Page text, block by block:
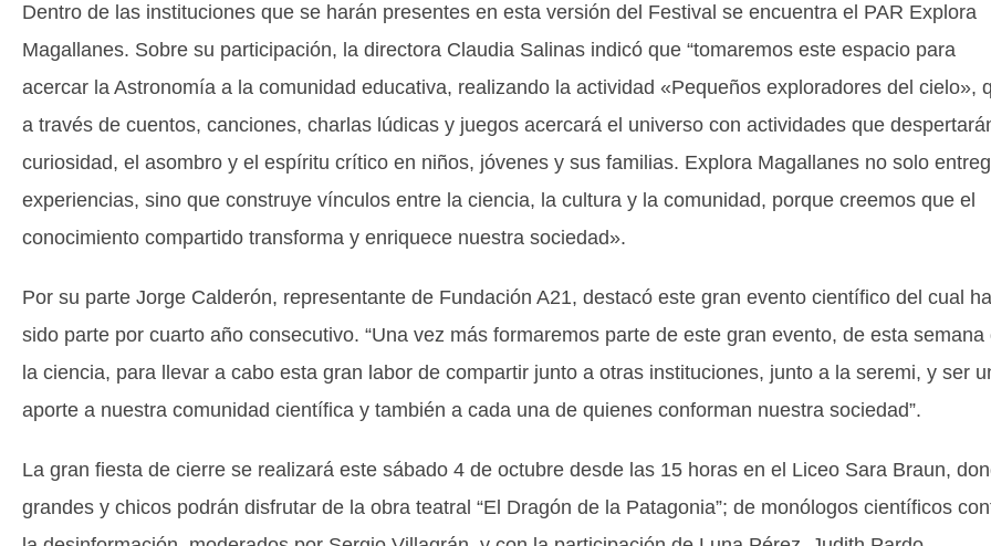
Dentro de las instituciones que se harán presentes en esta versión del Festival se encuentra el PAR Explora
Magallanes. Sobre su participación, la directora Claudia Salinas indicó que “tomaremos este espacio para
acercar la Astronomía a la comunidad educativa, realizando la actividad «Pequeños exploradores del cielo»,
a través de cuentos, canciones, charlas lúdicas y juegos acercará el universo con actividades que
curiosidad, el asombro y el espíritu crítico en niños, jóvenes y sus familias. Explora Magallanes no solo
experiencias, sino que construye vínculos entre la ciencia, la cultura y la comunidad, porque creemos que el
conocimiento compartido transforma y enriquece nuestra sociedad».
Por su parte Jorge Calderón, representante de Fundación A21, destacó este gran evento científico del cual
sido parte por cuarto año consecutivo. “Una vez más formaremos parte de este gran evento, de esta semana
la ciencia, para llevar a cabo esta gran labor de compartir junto a otras instituciones, junto a la seremi, y ser
aporte a nuestra comunidad científica y también a cada una de quienes conforman nuestra sociedad”.
La gran fiesta de cierre se realizará este sábado 4 de octubre desde las 15 horas en el Liceo Sara Braun,
grandes y chicos podrán disfrutar de la obra teatral “El Dragón de la Patagonia”; de monólogos científicos